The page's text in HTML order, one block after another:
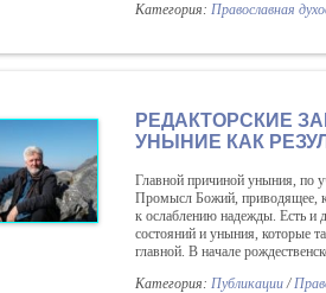
Категория: Православная
РЕДАКТОРСКИЕ
УНЫНИЕ КАК
Главной причиной уныния, по
Промысл Божий, приводящее,
к ослаблению надежды. Есть и
состояний и уныния, которые
главной. В начале
Категория: Публикации/